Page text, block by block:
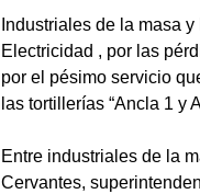
Industriales de la masa
Electricidad , por las
por el pésimo servicio
las tortillerías “Ancla 1 y
Entre industriales de la
Cervantes,